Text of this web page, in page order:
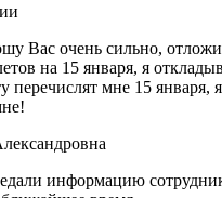
Вас очень сильно,
на 15 января, я
перечислят мне 15 января,
информацию